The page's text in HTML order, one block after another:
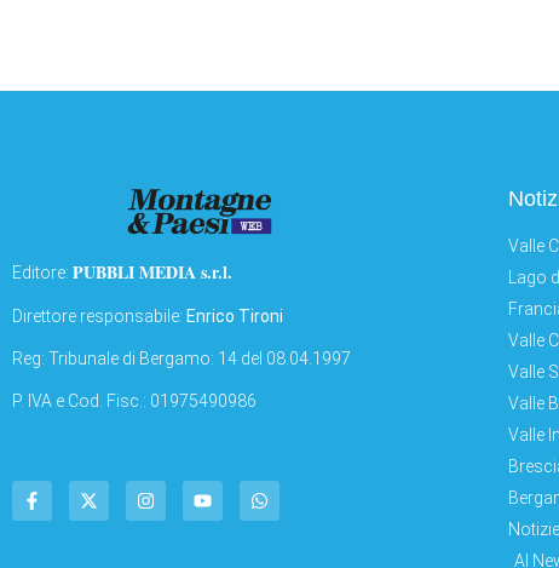
Editore: PUBBLI MEDIA s.r.l.
Direttore responsabile: Enrico Tironi
Reg: Tribunale di Bergamo: 14 del 08.04.1997
P. IVA e Cod. Fisc.: 01975490986
Valle
Lago
Valle
Valle
Valle
Valle
AI